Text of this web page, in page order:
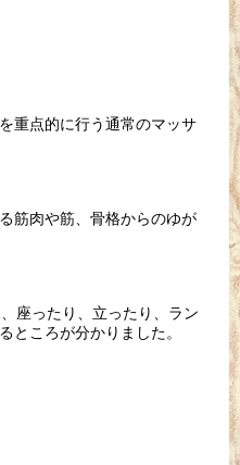
重点的に行う通常のマッサ
筋肉や筋、骨格からのゆが
座ったり、立ったり、ラン
ところが分かりました。